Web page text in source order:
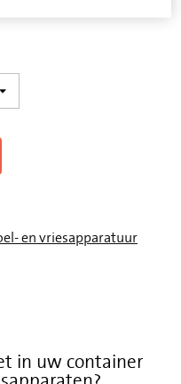
en vriesapparatuur
in uw container